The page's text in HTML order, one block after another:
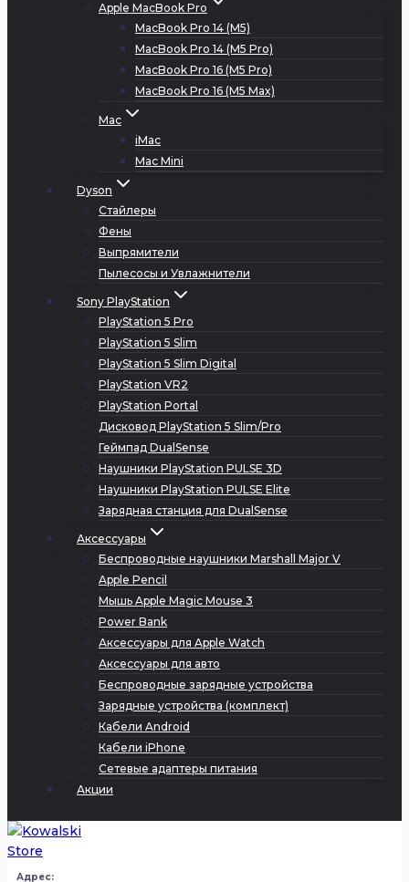
Apple MacBook Pro
MacBook Pro 14 (M5)
MacBook Pro 14 (M5 Pro)
MacBook Pro 16 (M5 Pro)
MacBook Pro 16 (M5 Max)
Mac
iMac
Mac Mini
Dyson
Стайлеры
Фены
Выпрямители
Пылесосы и Увлажнители
Sony PlayStation
PlayStation 5 Pro
PlayStation 5 Slim
PlayStation 5 Slim Digital
PlayStation VR2
PlayStation Portal
Дисковод PlayStation 5 Slim/Pro
Геймпад DualSense
Наушники PlayStation PULSE 3D
Наушники PlayStation PULSE Elite
Зарядная станция для DualSense
Аксессуары
Беспроводные наушники Marshall Major V
Apple Pencil
Мышь Apple Magic Mouse 3
Power Bank
Аксессуары для Apple Watch
Аксессуары для авто
Беспроводные зарядные устройства
Зарядные устройства (комплект)
Кабели Android
Кабели iPhone
Сетевые адаптеры питания
Акции
Адрес: